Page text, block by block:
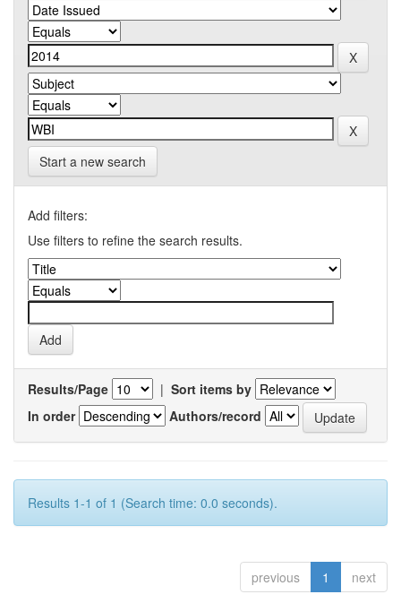
Start a new search
Add filters:
Use filters to refine the search results.
Results/Page | Sort items by
In order
Authors/record
Results 1-1 of 1 (Search time: 0.0 seconds).
previous 1 next